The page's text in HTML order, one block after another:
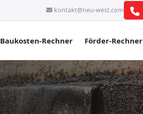
kontakt@neu-west.com
Baukosten-Rechner Förder-Rechner